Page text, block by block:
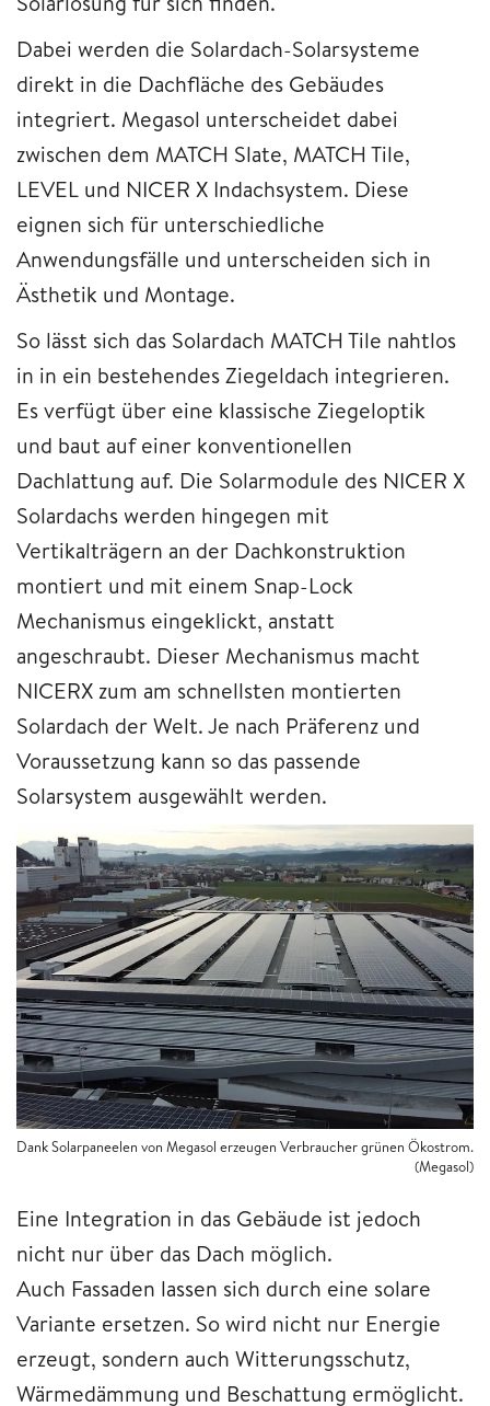
Dabei werden die Solardach-Solarsysteme
direkt in die Dachfläche des Gebäudes
integriert. Megasol unterscheidet dabei
zwischen dem MATCH Slate, MATCH Tile,
LEVEL und NICER X Indachsystem. Diese
eignen sich für unterschiedliche
Anwendungsfälle und unterscheiden sich in
Ästhetik und Montage.
So lässt sich das Solardach MATCH Tile nahtlos
in in ein bestehendes Ziegeldach integrieren.
Es verfügt über eine klassische Ziegeloptik
und baut auf einer konventionellen
Dachlattung auf. Die Solarmodule des NICER X
Solardachs werden hingegen mit
Vertikalträgern an der Dachkonstruktion
montiert und mit einem Snap-Lock
Mechanismus eingeklickt, anstatt
angeschraubt. Dieser Mechanismus macht
NICERX zum am schnellsten montierten
Solardach der Welt. Je nach Präferenz und
Voraussetzung kann so das passende
Solarsystem ausgewählt werden.
Dank Solarpaneelen von Megasol erzeugen Verbraucher grünen Ökostrom.
(Megasol)
Eine Integration in das Gebäude ist jedoch
nicht nur über das Dach möglich.
Auch Fassaden lassen sich durch eine solare
Variante ersetzen. So wird nicht nur Energie
erzeugt, sondern auch Witterungsschutz,
Wärmedämmung und Beschattung ermöglicht.